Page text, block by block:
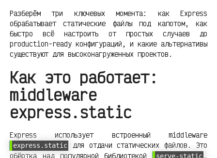
Разберём три ключевых момента: как Express
обрабатывает статические файлы под капотом, как
быстро всё настроить от простых случаев до
production-ready конфигураций, и какие альтернативы
существуют для высоконагруженных проектов.
Как это работает:
middleware
express.static
Express использует встроенный middleware
express.static
для отдачи статических файлов. Это
обёртка над популярной библиотекой
serve-static ,